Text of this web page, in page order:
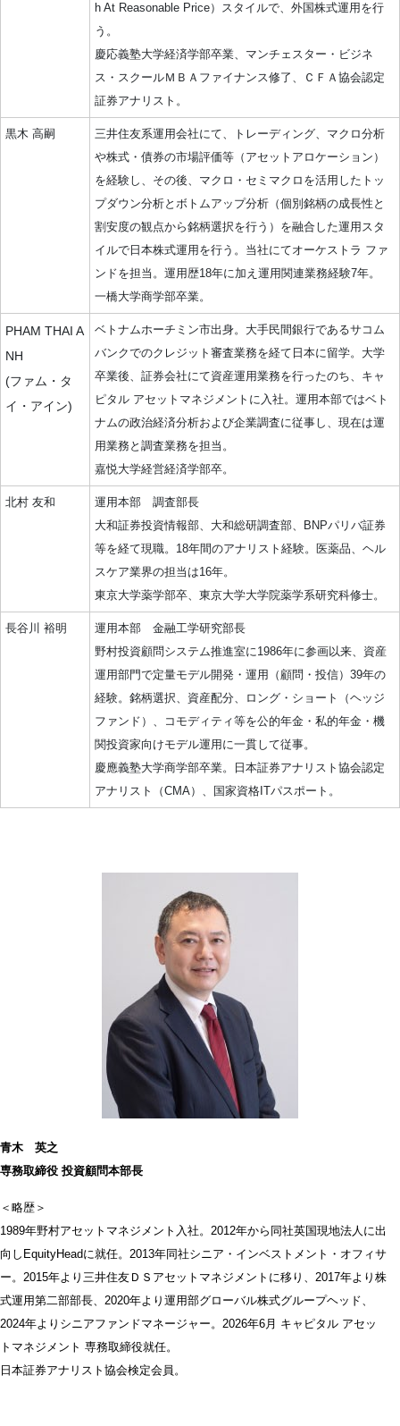
h At Reasonable Price）スタイルで、外国株式運用を行
う。
慶応義塾大学経済学部卒業、マンチェスター・ビジネ
ス・スクールＭＢＡファイナンス修了、ＣＦＡ協会認定
証券アナリスト。
黒木 高嗣
三井住友系運用会社にて、トレーディング、マクロ分析
や株式・債券の市場評価等（アセットアロケーション）
を経験し、その後、マクロ・セミマクロを活用したトッ
プダウン分析とボトムアップ分析（個別銘柄の成長性と
割安度の観点から銘柄選択を行う）を融合した運用スタ
イルで日本株式運用を行う。当社にてオーケストラ ファ
ンドを担当。運用歴18年に加え運用関連業務経験7年。
一橋大学商学部卒業。
PHAM THAI A
NH
(ファム・タ
イ・アイン)
ベトナムホーチミン市出身。大手民間銀行であるサコム
バンクでのクレジット審査業務を経て日本に留学。大学
卒業後、証券会社にて資産運用業務を行ったのち、キャ
ピタル アセットマネジメントに入社。運用本部ではベト
ナムの政治経済分析および企業調査に従事し、現在は運
用業務と調査業務を担当。
嘉悦大学経営経済学部卒。
北村 友和
運用本部 調査部長
大和証券投資情報部、大和総研調査部、BNPパリバ証券
等を経て現職。18年間のアナリスト経験。医薬品、ヘル
スケア業界の担当は16年。
東京大学薬学部卒、東京大学大学院薬学系研究科修士。
長谷川 裕明
運用本部 金融工学研究部長
野村投資顧問システム推進室に1986年に参画以来、資産
運用部門で定量モデル開発・運用（顧問・投信）39年の
経験。銘柄選択、資産配分、ロング・ショート（ヘッジ
ファンド）、コモディティ等を公的年金・私的年金・機
関投資家向けモデル運用に一貫して従事。
慶應義塾大学商学部卒業。日本証券アナリスト協会認定
アナリスト（CMA）、国家資格ITパスポート。
青木 英之
専務取締役 投資顧問本部長
＜略歴＞
1989年野村アセットマネジメント入社。2012年から同社英国現地法人に出
向しEquityHeadに就任。2013年同社シニア・インベストメント・オフィサ
ー。2015年より三井住友ＤＳアセットマネジメントに移り、2017年より株
式運用第二部部長、2020年より運用部グローバル株式グループヘッド、
2024年よりシニアファンドマネージャー。2026年6月 キャピタル アセッ
トマネジメント 専務取締役就任。
日本証券アナリスト協会検定会員。